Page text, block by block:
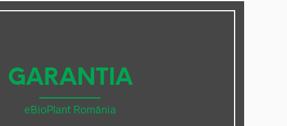
GARANTIA
eBioPlant România